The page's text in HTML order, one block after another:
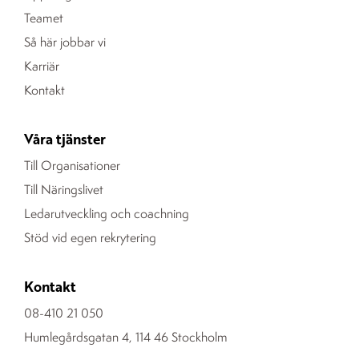
Teamet
Så här jobbar vi
Karriär
Kontakt
Våra tjänster
Till Organisationer
Till Näringslivet
Ledarutveckling och coachning
Stöd vid egen rekrytering
Kontakt
08-410 21 050
Humlegårdsgatan 4, 114 46 Stockholm